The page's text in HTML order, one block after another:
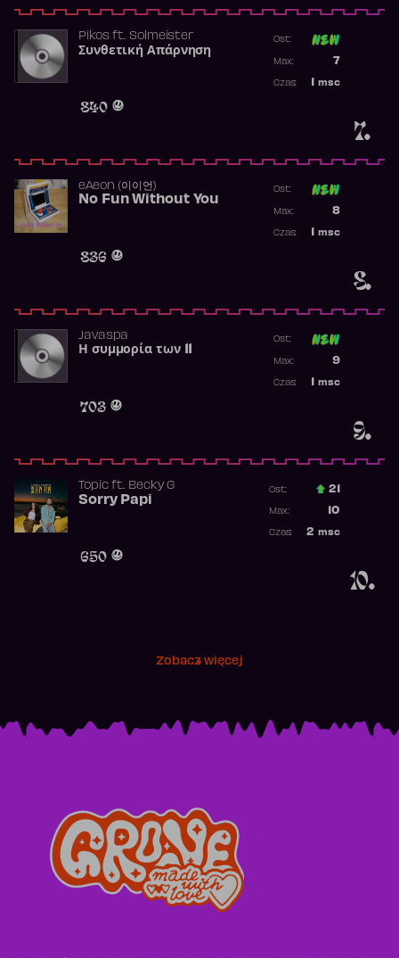
7.
Pikosft. Solmeister
Συνθετική Απάρνηση
840
Ost:
7
Max:
msc
Czas:
8.
​eAeon (이이언)
No Fun Without You
836
Ost:
8
Max:
msc
Czas:
9.
Javaspa
Η συμμορία των 11
703
Ost:
9
Max:
msc
Czas:
10.
Topicft. Becky G
Sorry Papi
650
Ost.: 21
10
Max:
2 msc
Czas:
Zobacz więcej